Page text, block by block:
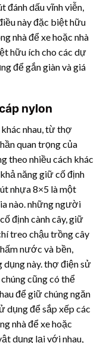
đánh dấu vĩnh viễn,
này đặc biệt hữu
nhà để xe hoặc nhà
hữu ích cho các dự
để gắn giàn và giá
nylon
nhau, từ thợ
quan trọng của
theo nhiều cách khác
năng giữ cố định
nhựa8×5 là một
nào. những người
định cành cây, giữ
treo chậu trồng cây
nước và bền,
dụng này. thợ điện sử
cũng có thể
để giữ chúng ngăn
dụng để sắp xếp các
nhà để xe hoặc
dụng lại với nhau,